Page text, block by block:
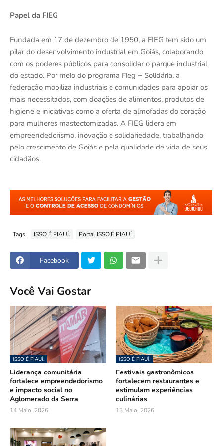
Papel da FIEG
Fundada em 17 de dezembro de 1950, a FIEG tem sido um
pilar do desenvolvimento industrial em Goiás, colaborando
com os poderes públicos para consolidar o parque industrial
do estado. Por meio do programa Fieg + Solidária, a
federação mobiliza industriais e comunidades para apoiar os
mais necessitados, com doações de alimentos, produtos de
higiene e iniciativas como a oferta de almofadas do coração
para mulheres mastectomizadas. A FIEG lidera em
empreendedorismo, inovação e solidariedade, trabalhando
pelo crescimento de Goiás e pela qualidade de vida de seus
cidadãos.
Tags ISSO É PIAUÍ. Portal ISSO É PIAUÍ
Facebook
Você Vai Gostar
ISSO É PIAUÍ.
Liderança comunitária
fortalece empreendedorismo
e impacto social no
Aglomerado da Serra
14 Maio, 2026
ISSO É PIAUÍ.
Festivais gastronômicos
fortalecem restaurantes e
estimulam experiências
culinárias
13 Maio, 2026